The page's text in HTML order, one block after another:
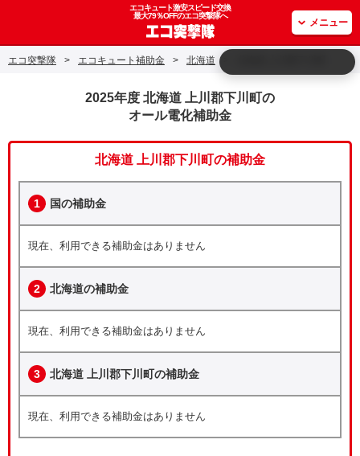
エコキュート激安スピード交換
最大79％OFFのエコ突撃隊へ
メニュー
エコ突撃隊 > エコキュート補助金 > 北海道
2025年度 北海道 上川郡下川町の
オール電化補助金
北海道 上川郡下川町の補助金
1 国の補助金
現在、利用できる補助金はありません
2 北海道の補助金
現在、利用できる補助金はありません
3 北海道 上川郡下川町の補助金
現在、利用できる補助金はありません